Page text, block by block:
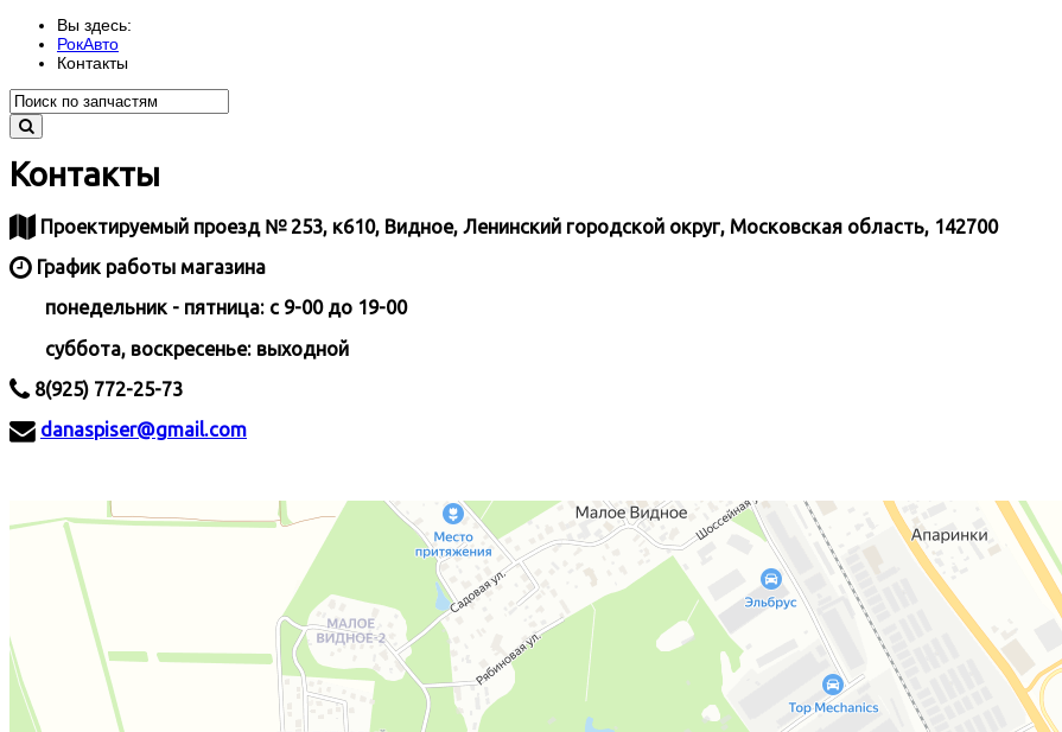
Вы здесь:
РокАвто
Контакты
Контакты
Проектируемый проезд № 253, к610, Видное, Ленинский городской округ, Московская область, 142700
График работы магазина
понедельник - пятница: c 9-00 до 19-00
суббота, воскресенье: выходной
8(925) 772-25-73
danaspiser@gmail.com